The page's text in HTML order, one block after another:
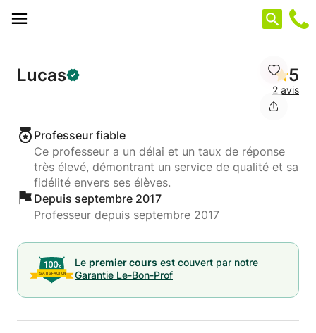
Lucas 5
2 avis
Professeur fiable
Ce professeur a un délai et un taux de réponse
très élevé, démontrant un service de qualité et sa
fidélité envers ses élèves.
Depuis septembre 2017
Professeur depuis septembre 2017
Le premier cours est couvert par notre
Garantie Le-Bon-Prof